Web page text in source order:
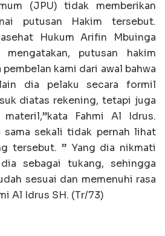
(JPU) tidak memberikan
putusan Hakim tersebut.
Hukum Arifin Mbuinga
mengatakan, putusan hakim
pembelan kami dari awal bahwa
dia pelaku secara formil
diatas rekening, tetapi juga
Fahmi Al Idrus.
sekali tidak pernah lihat
tersebut. ” Yang dia nikmati
sebagai tukang, sehingga
sesuai dan memenuhi rasa
Al Idrus SH. (Tr/73)